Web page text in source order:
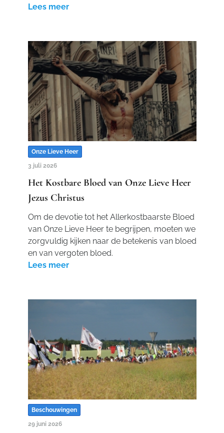
Lees meer
Onze Lieve Heer
3 juli 2026
Het Kostbare Bloed van Onze Lieve Heer
Jezus Christus
Om de devotie tot het Allerkostbaarste Bloed
van Onze Lieve Heer te begrijpen, moeten we
zorgvuldig kijken naar de betekenis van bloed
en van vergoten bloed.
Lees meer
Beschouwingen
29 juni 2026